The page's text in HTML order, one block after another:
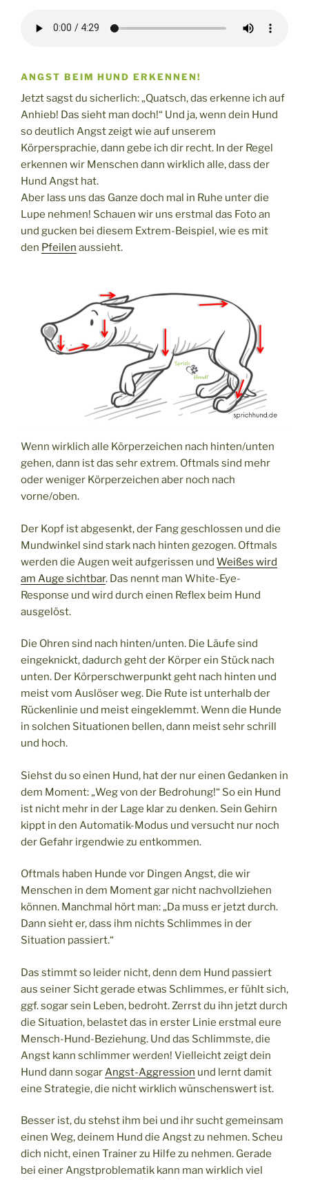
ANGST BEIM HUND ERKENNEN!
Jetzt sagst du sicherlich: „Quatsch, das erkenne ich auf
Anhieb! Das sieht man doch!“ Und ja, wenn dein Hund
so deutlich Angst zeigt wie auf unserem
Körpersprachie, dann gebe ich dir recht. In der Regel
erkennen wir Menschen dann wirklich alle, dass der
Hund Angst hat.
Aber lass uns das Ganze doch mal in Ruhe unter die
Lupe nehmen! Schauen wir uns erstmal das Foto an
und gucken bei diesem Extrem-Beispiel, wie es mit
den Pfeilen aussieht.
Wenn wirklich alle Körperzeichen nach hinten/unten
gehen, dann ist das sehr extrem. Oftmals sind mehr
oder weniger Körperzeichen aber noch nach
vorne/oben.
Der Kopf ist abgesenkt, der Fang geschlossen und die
Mundwinkel sind stark nach hinten gezogen. Oftmals
werden die Augen weit aufgerissen und Weißes wird
am Auge sichtbar. Das nennt man White-Eye-
Response und wird durch einen Reflex beim Hund
ausgelöst.
Die Ohren sind nach hinten/unten. Die Läufe sind
eingeknickt, dadurch geht der Körper ein Stück nach
unten. Der Körperschwerpunkt geht nach hinten und
meist vom Auslöser weg. Die Rute ist unterhalb der
Rückenlinie und meist eingeklemmt. Wenn die Hunde
in solchen Situationen bellen, dann meist sehr schrill
und hoch.
Siehst du so einen Hund, hat der nur einen Gedanken in
dem Moment: „Weg von der Bedrohung!“ So ein Hund
ist nicht mehr in der Lage klar zu denken. Sein Gehirn
kippt in den Automatik-Modus und versucht nur noch
der Gefahr irgendwie zu entkommen.
Oftmals haben Hunde vor Dingen Angst, die wir
Menschen in dem Moment gar nicht nachvollziehen
können. Manchmal hört man: „Da muss er jetzt durch.
Dann sieht er, dass ihm nichts Schlimmes in der
Situation passiert.“
Das stimmt so leider nicht, denn dem Hund passiert
aus seiner Sicht gerade etwas Schlimmes, er fühlt sich,
ggf. sogar sein Leben, bedroht. Zerrst du ihn jetzt durch
die Situation, belastet das in erster Linie erstmal eure
Mensch-Hund-Beziehung. Und das Schlimmste, die
Angst kann schlimmer werden! Vielleicht zeigt dein
Hund dann sogarAngst-Aggression und lernt damit
eine Strategie, die nicht wirklich wünschenswert ist.
Besser ist, du stehst ihm bei und ihr sucht gemeinsam
einen Weg, deinem Hund die Angst zu nehmen. Scheu
dich nicht, einen Trainer zu Hilfe zu nehmen. Gerade
bei einer Angstproblematik kann man wirklich viel